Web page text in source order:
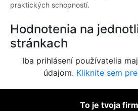
praktických schopností.
Hodnotenia na
stránkach
Iba prihlásení používatelia
údajom. Kliknite sem
To je tvoja